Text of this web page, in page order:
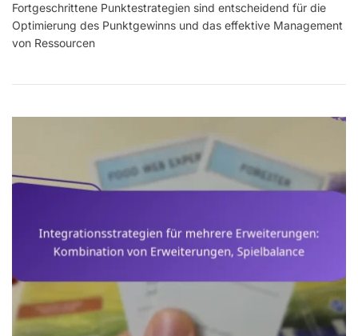
Optimierung
Fortgeschrittene Punktestrategien sind entscheidend für die
Optimierung des Punktgewinns und das effektive Management
von Ressourcen